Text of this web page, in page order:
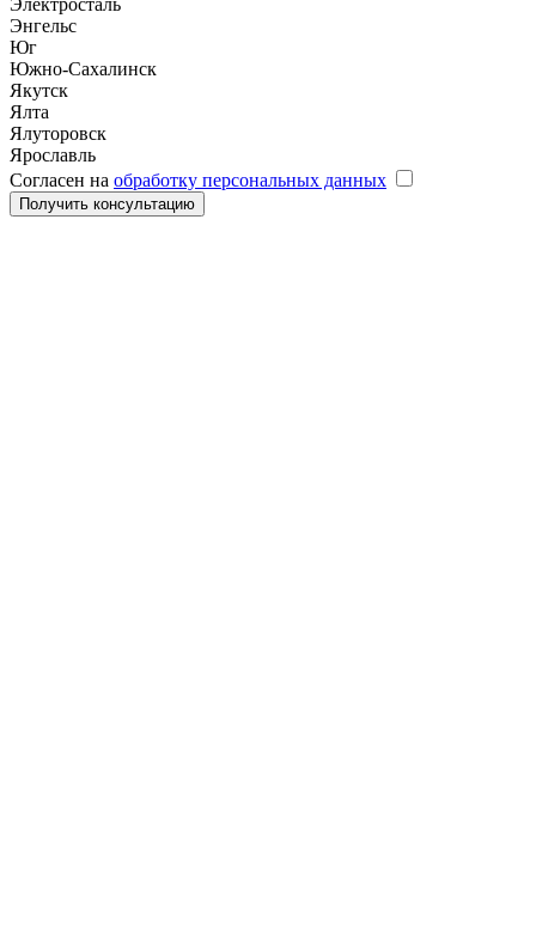
Энгельс
Юг
Южно-Сахалинск
Якутск
Ялта
Ялуторовск
Ярославль
Согласен на обработку персональных данных
Получить консультацию